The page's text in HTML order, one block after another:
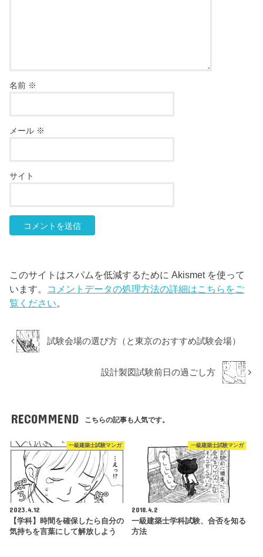
名前 ※
メール ※
サイト
このサイトはスパムを低減するために Akismet を使って
います。 コメントデータの処理方法の詳細はこちらをご
覧ください。
試験会場の選び方（と東京のおすすめ試験会場）
設計製図試験前日の過ごし方
RECOMMEND こちらの記事も人気です。
一級建築士試験マンガ
2023.4.12
【学科】時間を確保したら自分の
気持ちを言葉にして解放しよう
一級建築士試験マンガ
2018.4.2
一級建築士学科試験、合否を知る
方法